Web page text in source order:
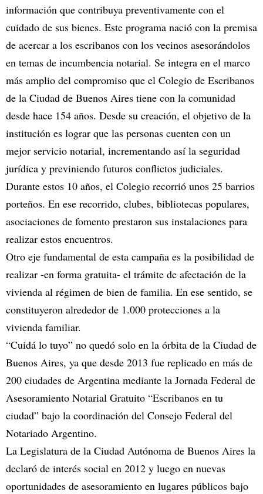
información que contribuya preventivamente con el
cuidado de sus bienes. Este programa nació con la premisa
de acercar a los escribanos con los vecinos asesorándolos
en temas de incumbencia notarial. Se integra en el marco
más amplio del compromiso que el Colegio de Escribanos
de la Ciudad de Buenos Aires tiene con la comunidad
desde hace 154 años. Desde su creación, el objetivo de la
institución es lograr que las personas cuenten con un
mejor servicio notarial, incrementando así la seguridad
jurídica y previniendo futuros conflictos judiciales.
Durante estos 10 años, el Colegio recorrió unos 25 barrios
porteños. En ese recorrido, clubes, bibliotecas populares,
asociaciones de fomento prestaron sus instalaciones para
realizar estos encuentros.
Otro eje fundamental de esta campaña es la posibilidad de
realizar -en forma gratuita- el trámite de afectación de la
vivienda al régimen de bien de familia. En ese sentido, se
constituyeron alrededor de 1.000 protecciones a la
vivienda familiar.
“Cuidá lo tuyo” no quedó solo en la órbita de la Ciudad de
Buenos Aires, ya que desde 2013 fue replicado en más de
200 ciudades de Argentina mediante la Jornada Federal de
Asesoramiento Notarial Gratuito “Escribanos en tu
ciudad” bajo la coordinación del Consejo Federal del
Notariado Argentino.
La Legislatura de la Ciudad Autónoma de Buenos Aires la
declaró de interés social en 2012 y luego en nuevas
oportunidades de asesoramiento en lugares públicos bajo